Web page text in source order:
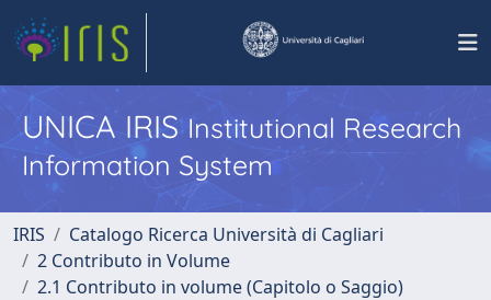
UNICA IRISInstitutional Research
Information System
IRIS
Catalogo Ricerca Università di Cagliari
2 Contributo in Volume
2.1 Contributo in volume (Capitolo o Saggio)